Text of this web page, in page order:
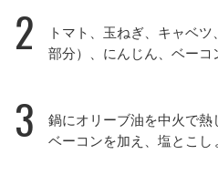
2
トマト、玉ねぎ、キャベ
部分）、にんじん、ベーコ
3
鍋にオリーブ油を中火で
ベーコンを加え、塩とこし